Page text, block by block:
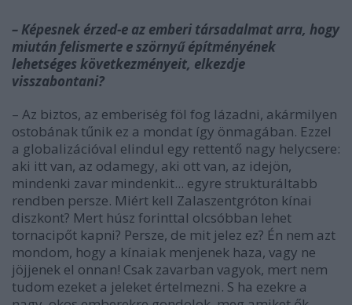
– Képesnek érzed-e az emberi társadalmat arra, hogy
miután felismerte e szörnyű építményének
lehetséges következményeit, elkezdje
visszabontani?
– Az biztos, az emberiség föl fog lázadni, akármilyen
ostobának tűnik ez a mondat így önmagában. Ezzel
a globalizációval elindul egy rettentő nagy helycsere:
aki itt van, az odamegy, aki ott van, az idejön,
mindenki zavar mindenkit... egyre strukturáltabb
rendben persze. Miért kell Zalaszentgróton kínai
diszkont? Mert húsz forinttal olcsóbban lehet
tornacipőt kapni? Persze, de mit jelez ez? Én nem azt
mondom, hogy a kínaiak menjenek haza, vagy ne
jöjjenek el onnan! Csak zavarban vagyok, mert nem
tudom ezeket a jeleket értelmezni. S ha ezekre a